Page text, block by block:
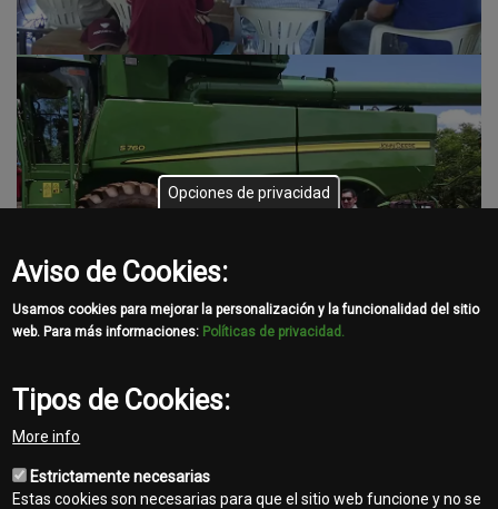
Share
Opciones de privacidad
Aviso de Cookies:
Usamos cookies para mejorar la personalización y la funcionalidad del sitio
web. Para más informaciones: Políticas de privacidad.
Tipos de Cookies:
More info
Estrictamente necesarias
Estas cookies son necesarias para que el sitio web funcione y no se